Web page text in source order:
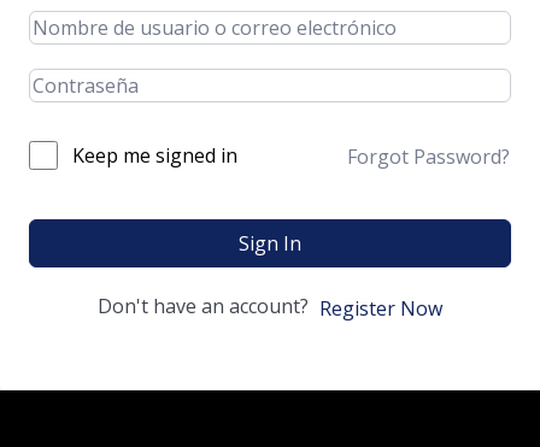
Keep me signed in Forgot Password?
Sign In
Don't have an account? Register Now